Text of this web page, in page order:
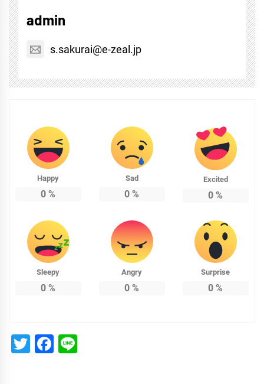
admin
s.sakurai@e-zeal.jp
Happy
0 %
Sad
0 %
Excited
0 %
Sleepy
0 %
Angry
0 %
Surprise
0 %
TwitterFacebook